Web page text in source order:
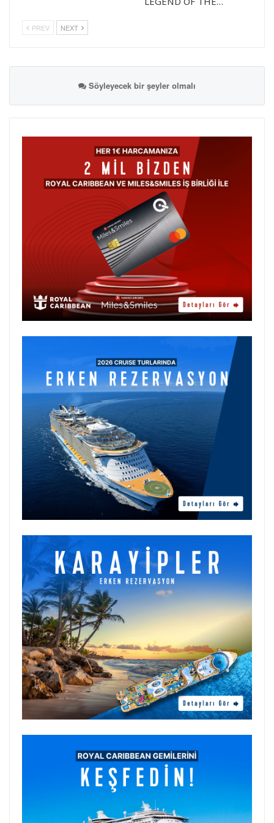
PREV NEXT
Söyleyecek bir şeyler olmalı